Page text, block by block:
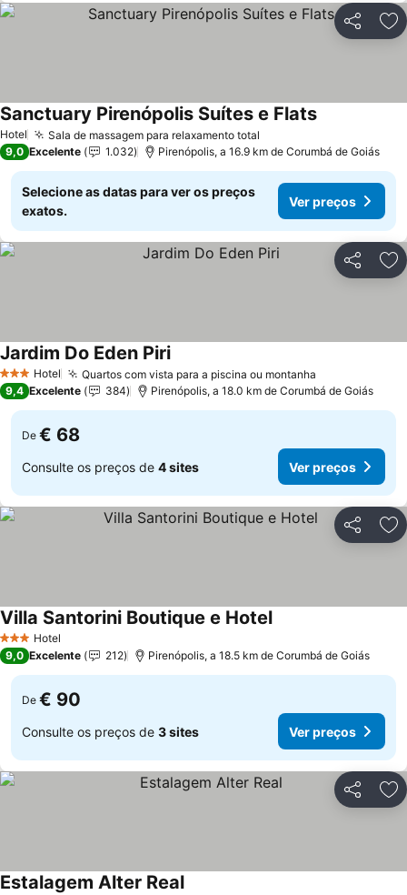
Partilhar
Hotel Sala de massagem para relaxamento total
Sanctuary Pirenópolis Suítes e FlatsVer preços
9,0 Excelente 1.032 Pirenópolis, a 16.9 km de Corumbá de Goiás
Selecione as datas para ver os preços
exatos.
Ver preços
Partilhar
3 EstrelasHotel Quartos com vista para a piscina ou montanha
Jardim Do Eden PiriVer preços
9,4 Excelente 384 Pirenópolis, a 18.0 km de Corumbá de Goiás
De € 68
Consulte os preços de 4 sites Ver preços
Partilhar
3 EstrelasHotel
Villa Santorini Boutique e HotelVer preços
9,0 Excelente 212 Pirenópolis, a 18.5 km de Corumbá de Goiás
De € 90
Consulte os preços de 3 sites Ver preços
Partilhar
Estalagem Alter Real